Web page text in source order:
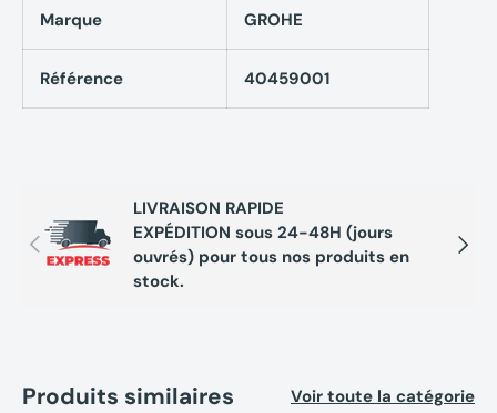
Marque GROHE
Référence 40459001
Précédent
LIVRAISON RAPIDE
EXPÉDITION sous 24-48H (jours
ouvrés) pour tous nos produits en
stock.
Produits similaires Voir toute la catégorie